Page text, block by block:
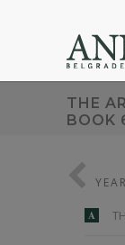
THE
BOOK
YEAR
A